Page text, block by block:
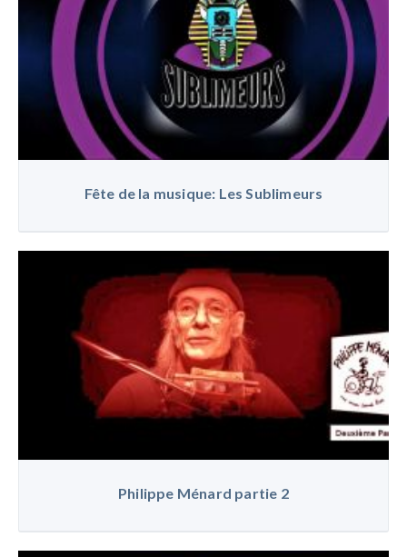
Fête de la musique: Les Sublimeurs
Philippe Ménard partie 2